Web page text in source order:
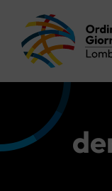
contenuto